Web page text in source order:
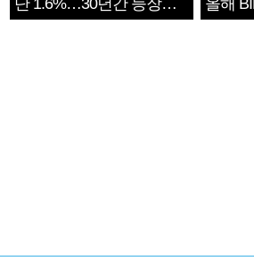
단 1.6%…30년간 등장
1182개팀 전수조사
올해
확정